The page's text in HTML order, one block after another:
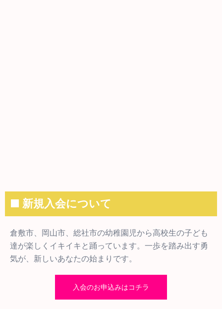
■ 新規入会について
倉敷市、岡山市、総社市の幼稚園児から高校生の子ども
達が楽しくイキイキと踊っています。一歩を踏み出す勇
気が、新しいあなたの始まりです。
入会のお申込みはコチラ